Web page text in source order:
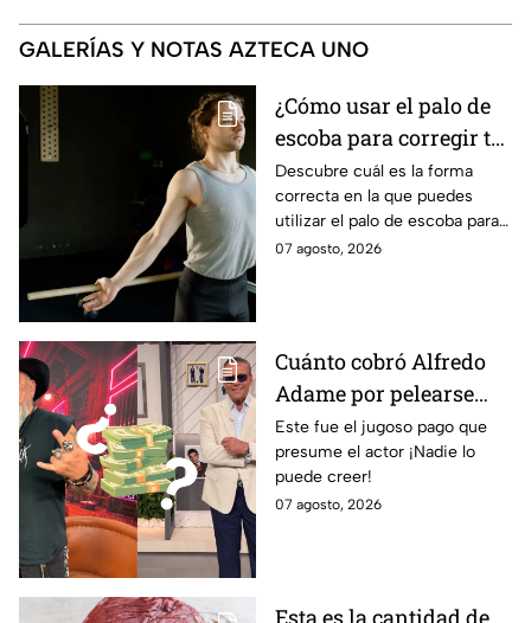
GALERÍAS Y NOTAS AZTECA UNO
¿Cómo usar el palo de
escoba para corregir tu
postura y eliminar la
joroba?
Descubre cuál es la forma
correcta en la que puedes
utilizar el palo de escoba para
corregir completamente tu
07 agosto, 2026
Cuánto cobró Alfredo
Adame por pelearse
con Carlos Trejo en
Ring Royale
Este fue el jugoso pago que
presume el actor ¡Nadie lo
puede creer!
07 agosto, 2026
Esta es la cantidad de